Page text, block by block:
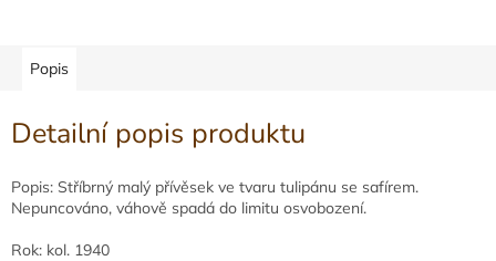
Popis
Detailní popis produktu
Popis: Stříbrný malý přívěsek ve tvaru tulipánu se safírem.
Nepuncováno, váhově spadá do limitu osvobození.
Rok: kol. 1940